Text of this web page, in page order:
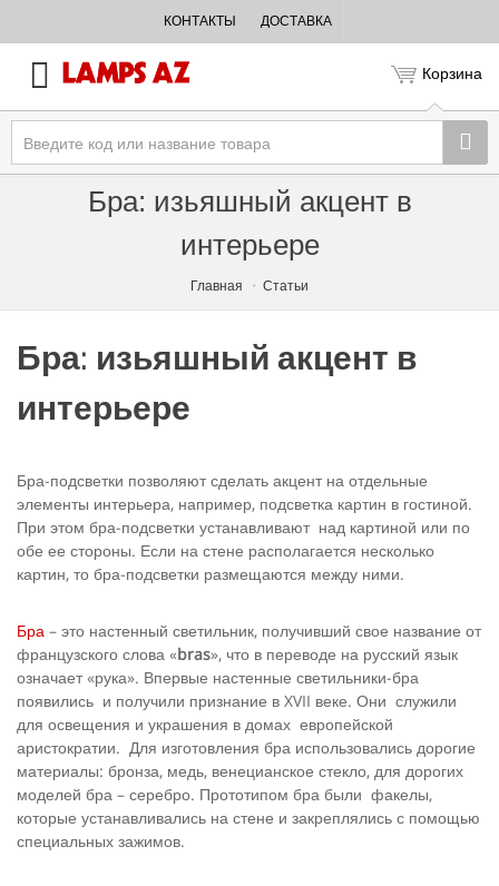
КОНТАКТЫ ДОСТАВКА
Корзина
Бра: изьяшный акцент в
интерьере
Главная Статьи
Бра: изьяшный акцент в
интерьере
Бра-подсветки позволяют сделать акцент на отдельные
элементы интерьера, например, подсветка картин в гостиной.
При этом бра-подсветки устанавливают над картиной или по
обе ее стороны. Если на стене располагается несколько
картин, то бра-подсветки размещаются между ними.
Бра – это настенный светильник, получивший свое название от
французского слова «bras», что в переводе на русский язык
означает «рука». Впервые настенные светильники-бра
появились и получили признание в XVII веке. Они служили
для освещения и украшения в домах европейской
аристократии. Для изготовления бра использовались дорогие
материалы: бронза, медь, венецианское стекло, для дорогих
моделей бра – серебро. Прототипом бра были факелы,
которые устанавливались на стене и закреплялись с помощью
специальных зажимов.